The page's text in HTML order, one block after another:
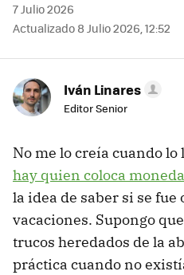
7 Julio 2026
Actualizado 8 Julio 2026, 12:52
Iván Linares
Editor Senior
No me lo creía cuando
hay quien coloca
la idea de saber si se fue
vacaciones. Supongo
trucos heredados de la
práctica cuando no